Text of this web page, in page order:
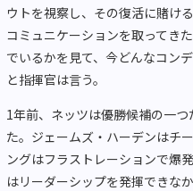
ウトを視察し、その復活に賭け
コミュニケーションを取ってき
でいるかを見て、今どんなコン
と指揮官は言う。
1年前、ネッツは優勝候補の一
た。ジェームズ・ハーデンはチ
ングはフラストレーションで爆
はリーダーシップを発揮できな